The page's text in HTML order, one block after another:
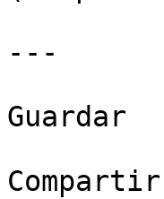
---
Guardar
Compartir